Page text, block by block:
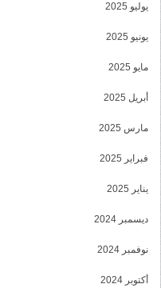
يوليو 2025
يونيو 2025
مايو 2025
أبريل 2025
مارس 2025
فبراير 2025
يناير 2025
ديسمبر 2024
نوفمبر 2024
أكتوبر 2024